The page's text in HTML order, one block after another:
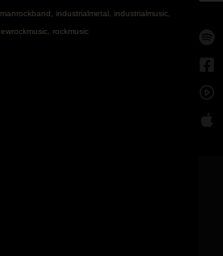
industrialmetal, industrialmusic
rockmusic